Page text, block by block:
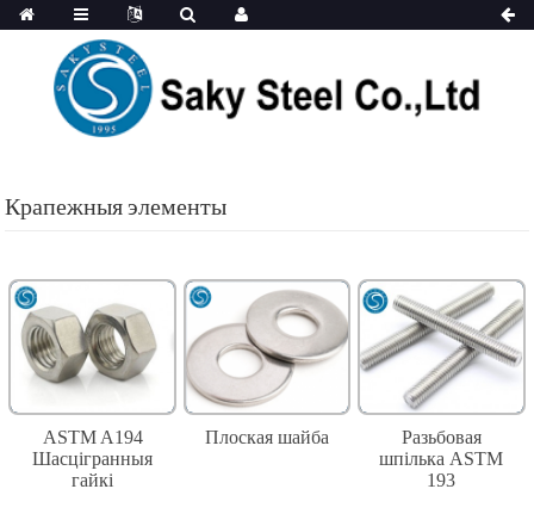
Крапежныя элементы
ASTM A194
Шасцігранныя
гайкі
Плоская шайба
Разьбовая
шпілька ASTM
193